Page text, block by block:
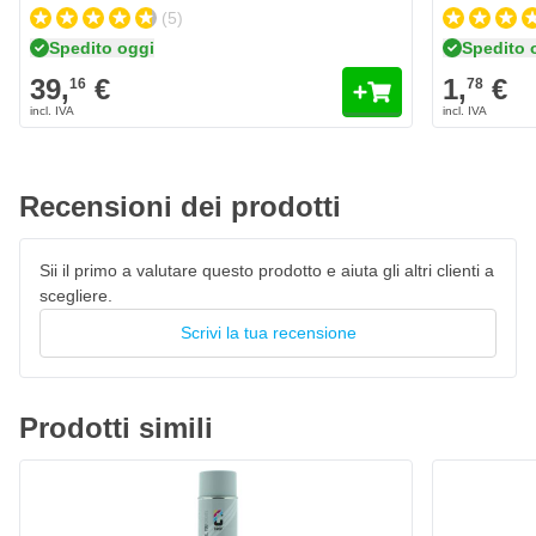
Tempo di asciugatura dello stucco spray
Essiccazione della polvere: dopo 5-10 minuti a 20°C
Senza adesivo: da 10 a 20 minuti a 20°C
Non utilizzare su alluminio
Non applicare lo stucco poliestere dopo la spruzzatura di
MIPA Spritzspachtel
Non adatto per vernici a base di resine sintetiche
(5)
Spedito oggi
39,16 €
Spedito
1,78 €
Recensioni dei prodotti
Sii il primo a valutare questo prodotto e aiuta gli altri clienti a
scegliere.
Scrivi la tua recensione
Prodotti simili